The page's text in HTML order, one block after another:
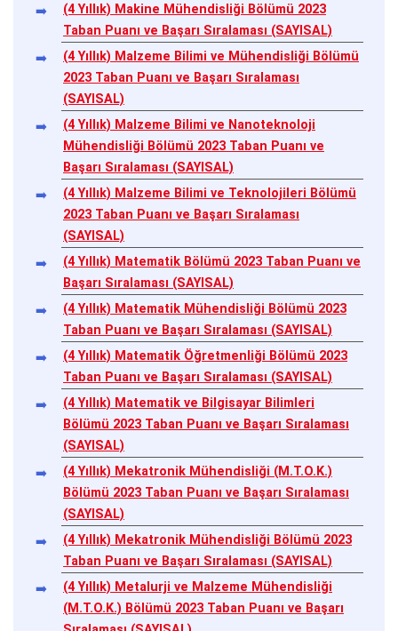
(4 Yıllık) Makine Mühendisliği Bölümü 2023
Taban Puanı ve Başarı Sıralaması (SAYISAL)
(4 Yıllık) Malzeme Bilimi ve Mühendisliği Bölümü
2023 Taban Puanı ve Başarı Sıralaması
(SAYISAL)
(4 Yıllık) Malzeme Bilimi ve Nanoteknoloji
Mühendisliği Bölümü 2023 Taban Puanı ve
Başarı Sıralaması (SAYISAL)
(4 Yıllık) Malzeme Bilimi ve Teknolojileri Bölümü
2023 Taban Puanı ve Başarı Sıralaması
(SAYISAL)
(4 Yıllık) Matematik Bölümü 2023 Taban Puanı ve
Başarı Sıralaması (SAYISAL)
(4 Yıllık) Matematik Mühendisliği Bölümü 2023
Taban Puanı ve Başarı Sıralaması (SAYISAL)
(4 Yıllık) Matematik Öğretmenliği Bölümü 2023
Taban Puanı ve Başarı Sıralaması (SAYISAL)
(4 Yıllık) Matematik ve Bilgisayar Bilimleri
Bölümü 2023 Taban Puanı ve Başarı Sıralaması
(SAYISAL)
(4 Yıllık) Mekatronik Mühendisliği (M.T.O.K.)
Bölümü 2023 Taban Puanı ve Başarı Sıralaması
(SAYISAL)
(4 Yıllık) Mekatronik Mühendisliği Bölümü 2023
Taban Puanı ve Başarı Sıralaması (SAYISAL)
(4 Yıllık) Metalurji ve Malzeme Mühendisliği
(M.T.O.K.) Bölümü 2023 Taban Puanı ve Başarı